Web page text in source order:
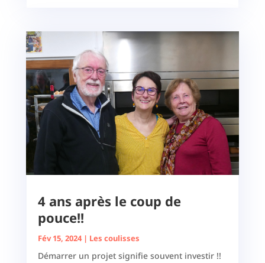
4 ans après le coup de
pouce!!
Fév 15, 2024| Les coulisses
Démarrer un projet signifie souvent investir !!